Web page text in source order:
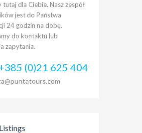
tutaj dla Ciebie. Nasz zespół
jest do Państwa
24 godzin na dobę.
do kontaktu lub
zapytania.
(0)21 625 404